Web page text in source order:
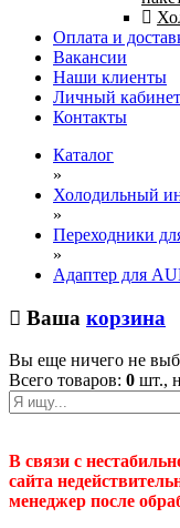
Оплата и
Вакансии
Наши клиенты
Личный кабинет
Контакты
Каталог
»
Холодильный
»
Переходники
»
Адаптер для
Ваша корзина
Вы еще ничего не
Всего товаров: 0 шт.,
В связи с
сайта
менеджер после